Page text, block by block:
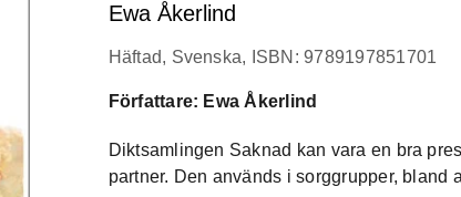
Ewa Åkerlind
Häftad, Svenska, ISBN: 9789197851701
Författare: Ewa Åkerlind
Diktsamlingen Saknad kan vara en bra
partner. Den används i sorggrupper, bland